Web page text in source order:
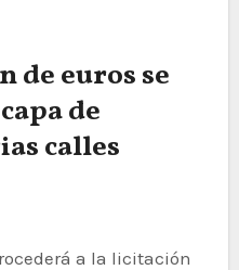
de euros se
de
calles